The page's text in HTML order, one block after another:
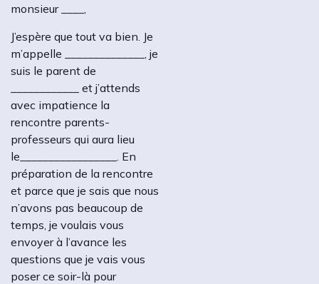
monsieur ____,
J’espère que tout va bien. Je
m’appelle ______________, je
suis le parent de
____________ et j’attends
avec impatience la
rencontre parents-
professeurs qui aura lieu
le_________________. En
préparation de la rencontre
et parce que je sais que nous
n’avons pas beaucoup de
temps, je voulais vous
envoyer à l’avance les
questions que je vais vous
poser ce soir-là pour